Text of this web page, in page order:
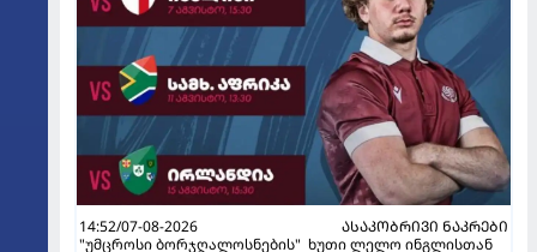
14:52/07-08-2026
ᲐᲡᲐᲙᲝᲑᲠᲘᲕᲘ ᲜᲐᲙᲠᲔᲑᲘ
"უმცროსი ბორჯღალოსნების" ხუთი ლელო ინგლისთან